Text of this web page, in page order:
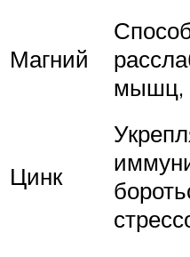
Магний
мышц,
Цинк